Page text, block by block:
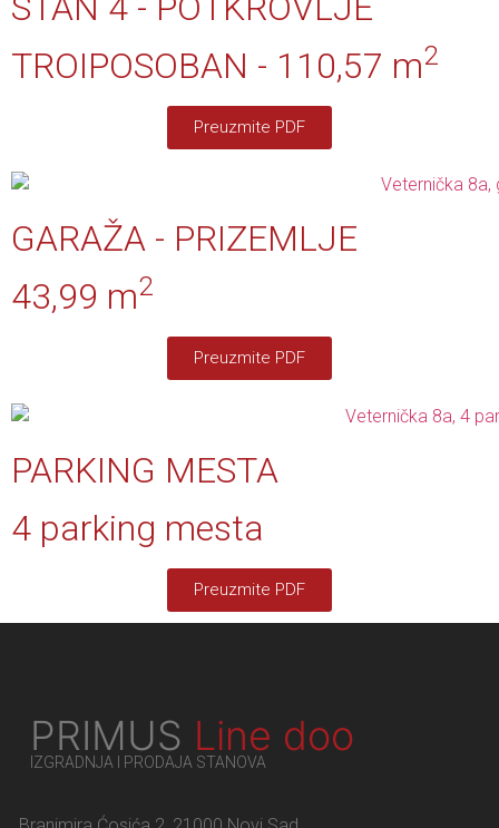
TROIPOSOBAN - 110,57 m2
Preuzmite PDF
GARAŽA - PRIZEMLJE
43,99 m2
Preuzmite PDF
PARKING MESTA
4 parking mesta
Preuzmite PDF
PRIMUS Line doo
IZGRADNJA I PRODAJA STANOVA